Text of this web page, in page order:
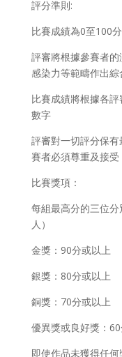
評分準則:
比賽成績為0至100分
評審將根據參賽者
感染力等範疇作出綜
比賽成績將根據各
數字
評審對一切評分保
賽者必須尊重及接受
比賽獎項：
每組最高分的三位
人）
金獎：90分或以上
銀獎：80分或以上
銅獎：70分或以上
優異獎或良好獎：
即使作品未獲得任